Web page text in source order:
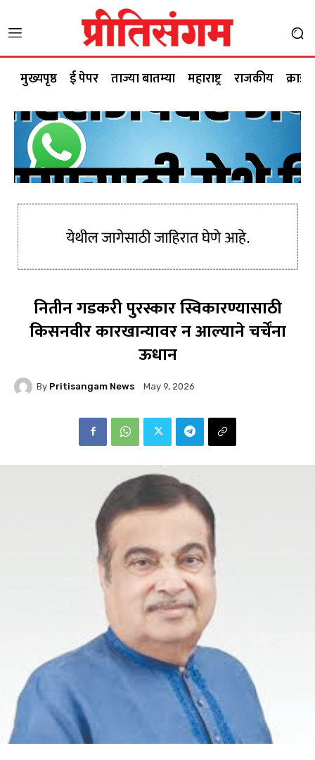
मुख्यपृष्ठ ई पेपर ताज्या बातम्या महाराष्ट्र राजकीय क्राईम
नितीन गडकरी पुरस्कार स्विकारण्यासाठी
किसनवीर कारखान्यावर न आल्याने चर्चेंना
ऊधान
By Pritisangam News May 9, 2026